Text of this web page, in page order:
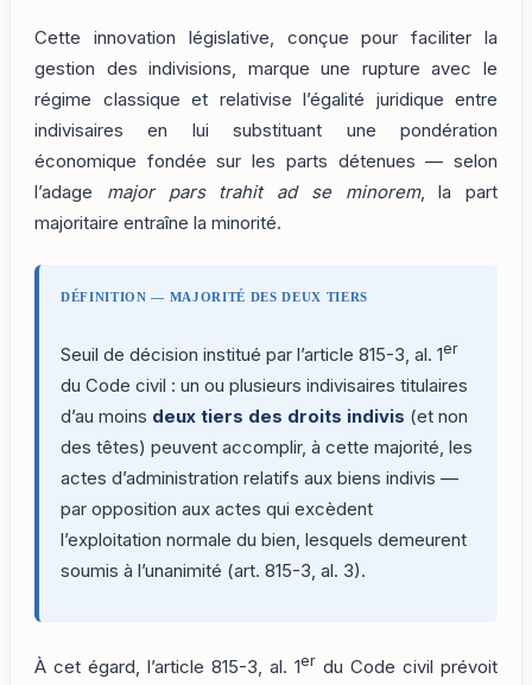
Cette innovation législative, conçue pour faciliter la
gestion des indivisions, marque une rupture avec le
régime classique et relativise l’égalité juridique entre
indivisaires en lui substituant une pondération
économique fondée sur les parts détenues — selon
l’adage major pars trahit ad se minorem, la part
majoritaire entraîne la minorité.
DÉFINITION — MAJORITÉ DES DEUX TIERS
Seuil de décision institué par l’article 815-3, al. 1er
du Code civil : un ou plusieurs indivisaires titulaires
d’au moins deux tiers des droits indivis (et non
des têtes) peuvent accomplir, à cette majorité, les
actes d’administration relatifs aux biens indivis —
par opposition aux actes qui excèdent
l’exploitation normale du bien, lesquels demeurent
soumis à l’unanimité (art. 815-3, al. 3).
À cet égard, l’article 815-3, al. 1er du Code civil prévoit